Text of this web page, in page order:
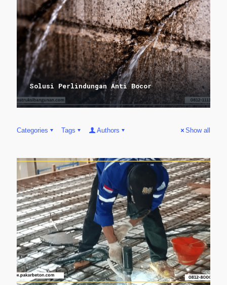
Solusi Perlindungan Anti Bocor
Categories Tags Authors Show all